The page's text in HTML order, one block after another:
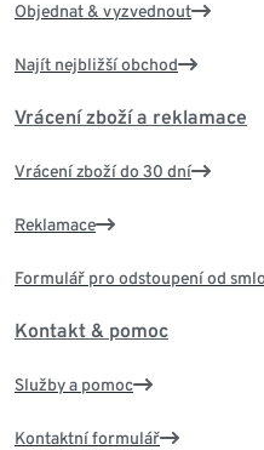
Objednat & vyzvednout
Najít nejbližší obchod
Vrácení zboží a reklamace
Vrácení zboží do 30 dní
Reklamace
Formulář pro odstoupení od
Kontakt & pomoc
Služby a pomoc
Kontaktní formulář